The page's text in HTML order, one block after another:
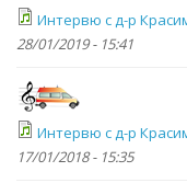
Интервю с д-р
28/01/2019 - 15:41
Интервю с д-р
17/01/2018 - 15:35